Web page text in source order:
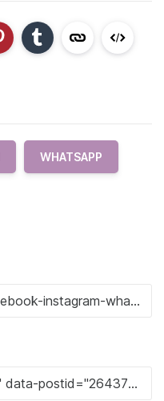
WHATSAPP